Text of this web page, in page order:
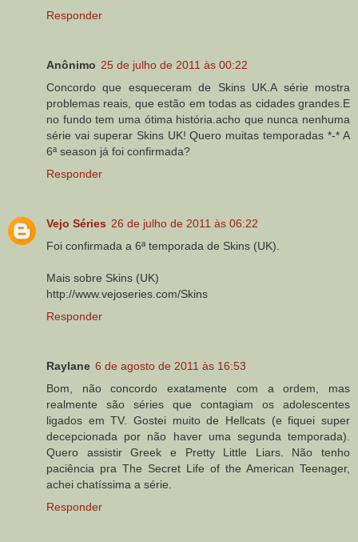
Responder
Anônimo 25 de julho de 2011 às 00:22
Concordo que esqueceram de Skins UK.A série mostra
problemas reais, que estão em todas as cidades grandes.E
no fundo tem uma ótima história.acho que nunca nenhuma
série vai superar Skins UK! Quero muitas temporadas *-* A
6ª season já foi confirmada?
Responder
Vejo Séries 26 de julho de 2011 às 06:22
Foi confirmada a 6ª temporada de Skins (UK).
Mais sobre Skins (UK)
http://www.vejoseries.com/Skins
Responder
Raylane 6 de agosto de 2011 às 16:53
Bom, não concordo exatamente com a ordem, mas
realmente são séries que contagiam os adolescentes
ligados em TV. Gostei muito de Hellcats (e fiquei super
decepcionada por não haver uma segunda temporada).
Quero assistir Greek e Pretty Little Liars. Não tenho
paciência pra The Secret Life of the American Teenager,
achei chatíssima a série.
Responder